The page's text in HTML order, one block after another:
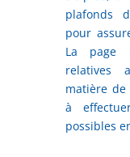
plafonds
pour
La page
relatives
matière
à
possibles